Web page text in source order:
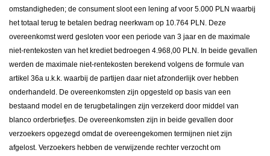
omstandigheden; de consument sloot een lening af voor 5.000 PLN waarbij
het totaal terug te betalen bedrag neerkwam op 10.764 PLN. Deze
overeenkomst werd gesloten voor een periode van 3 jaar en de maximale
niet-rentekosten van het krediet bedroegen 4.968,00 PLN. In beide gevallen
werden de maximale niet-rentekosten berekend volgens de formule van
artikel 36a u.k.k. waarbij de partijen daar niet afzonderlijk over hebben
onderhandeld. De overeenkomsten zijn opgesteld op basis van een
bestaand model en de terugbetalingen zijn verzekerd door middel van
blanco orderbriefjes. De overeenkomsten zijn in beide gevallen door
verzoekers opgezegd omdat de overeengekomen termijnen niet zijn
afgelost. Verzoekers hebben de verwijzende rechter verzocht om